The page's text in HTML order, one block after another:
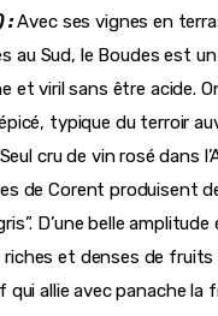
:Avec ses vignes en
au Sud, le Boudes est
et viril sans être acide.
typique du terroir
cru de vin rosé dans
de Corent produisent
D’une belle amplitude
et denses de fruits
allie avec panache la